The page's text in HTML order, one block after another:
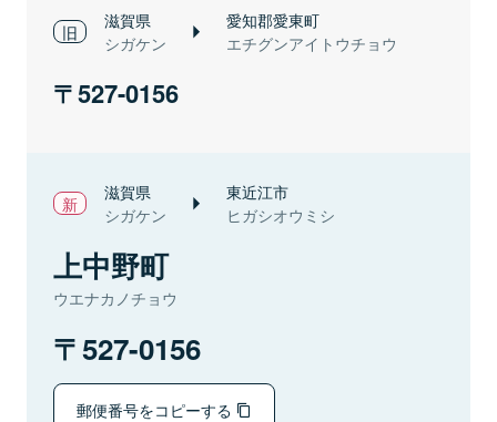
滋賀県
シガケン
愛知郡愛東町
エチグンアイトウチョウ
527-0156
滋賀県
シガケン
東近江市
ヒガシオウミシ
上中野町
ウエナカノチョウ
527-0156
郵便番号をコピーする